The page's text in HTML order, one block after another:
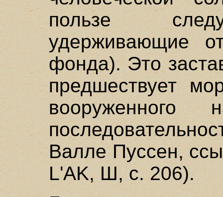
пользе
удерживающие
фонда). Это
предшествует
Валле Пуссен,
L'AK, Ш, с. 206).